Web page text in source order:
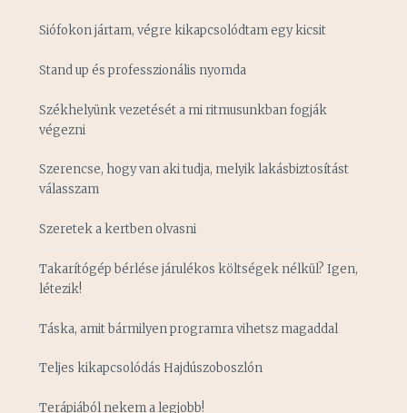
Siófokon jártam, végre kikapcsolódtam egy kicsit
Stand up és professzionális nyomda
Székhelyünk vezetését a mi ritmusunkban fogják
végezni
Szerencse, hogy van aki tudja, melyik lakásbiztosítást
válasszam
Szeretek a kertben olvasni
Takarítógép bérlése járulékos költségek nélkül? Igen,
létezik!
Táska, amit bármilyen programra vihetsz magaddal
Teljes kikapcsolódás Hajdúszoboszlón
Terápiából nekem a legjobb!